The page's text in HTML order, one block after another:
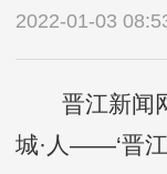
2022-01-03
晋江新闻网
城·人——‘晋江